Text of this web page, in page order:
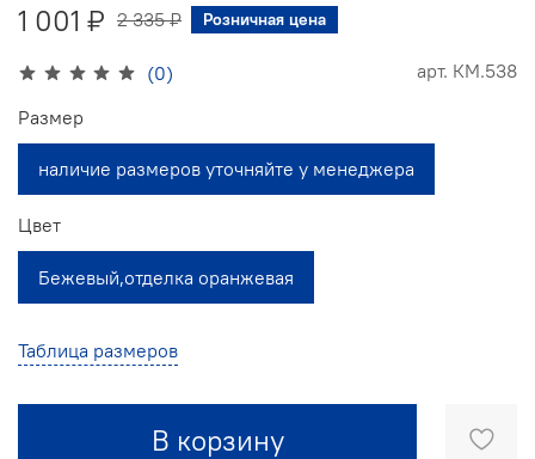
(0) арт. КМ.538
1 001 ₽ 2 335 ₽ Розничная цена
Таблица размеров
В корзину
Размер
наличие размеров уточняйте у менеджера
Цвет
Бежевый,отделка оранжевая